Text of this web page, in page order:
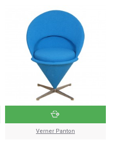
Verner Panton